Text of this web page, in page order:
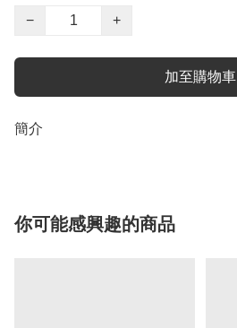
−
+
加至購物車
簡介
你可能感興趣的商品